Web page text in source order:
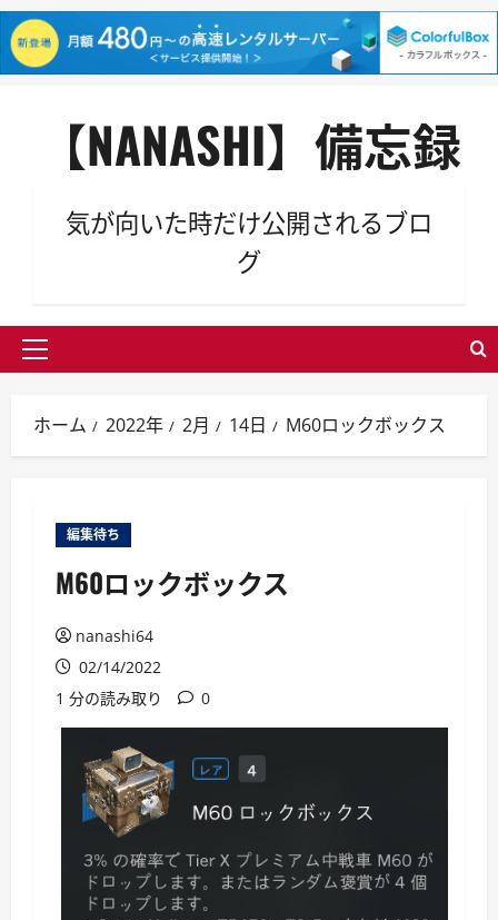
【NANASHI】備忘録
気が向いた時だけ公開されるブロ
グ
メ
ン
メ
ホーム 2022年 2月 14日 M60ロックボックス
編集待ち
M60ロックボックス
nanashi64
02/14/2022
1 分の読み取り
0